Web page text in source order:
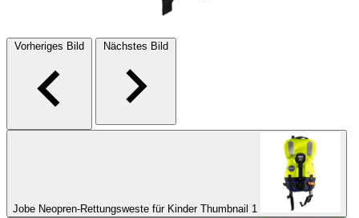
Vorheriges Bild Nächstes Bild
Jobe Neopren-Rettungsweste für Kinder Thumbnail 1